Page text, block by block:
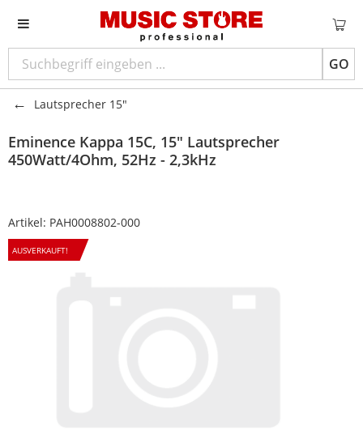
GO
Lautsprecher 15"
Eminence Kappa 15C, 15" Lautsprecher
450Watt/4Ohm, 52Hz - 2,3kHz
Artikel: PAH0008802-000
AUSVERKAUFT!